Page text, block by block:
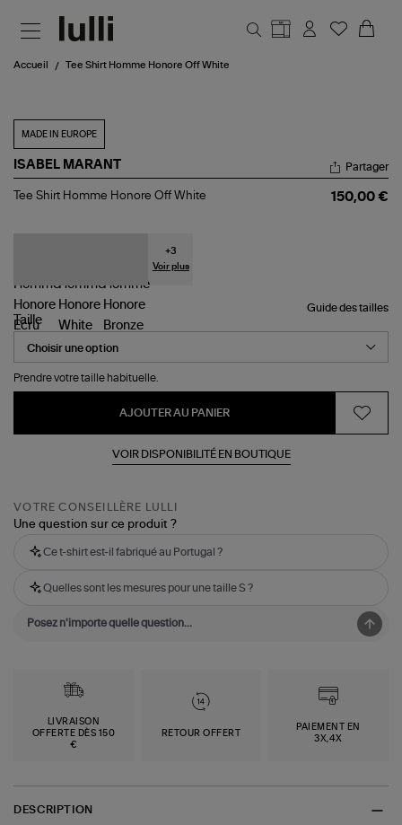
Accueil Tee Shirt Homme Honore Off White
MADE IN EUROPE
ISABEL MARANT
Tee
Partager
Tee Shirt Homme Honore Off White 150,00 €
+3
Voir plus
Guide des tailles
Taille
Prendre votre taille habituelle.
AJOUTER AU PANIER
VOIR DISPONIBILITÉ EN BOUTIQUE
VOTRE CONSEILLÈRE LULLI
Une question sur ce produit ?
Ce t-shirt est-il fabriqué au Portugal ?
Quelles sont les mesures pour une taille S ?
LIVRAISON
OFFERTE DÈS 150
€
RETOUR OFFERT
PAIEMENT EN
3X,4X
DESCRIPTION